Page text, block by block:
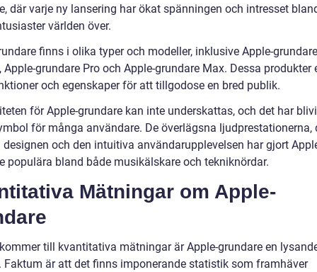
där varje ny lansering har ökat spänningen och intresset
världen över.
finns i olika typer och modeller, inklusive Apple-grundare
Apple-grundare Pro och Apple-grundare Max. Dessa produkter
och egenskaper för att tillgodose en bred publik.
för Apple-grundare kan inte underskattas, och det har
för många användare. De överlägsna ljudprestationerna,
och den intuitiva användarupplevelsen har gjort
populära bland både musikälskare och tekniknördar.
Mätningar om Apple-
till kvantitativa mätningar är Apple-grundare en
Faktum är att det finns imponerande statistik som framhäver